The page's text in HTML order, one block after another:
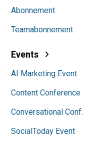
Abonnement
Teamabonnement
Events
AI Marketing Event
Content Conference
Conversational Conf.
SocialToday Event